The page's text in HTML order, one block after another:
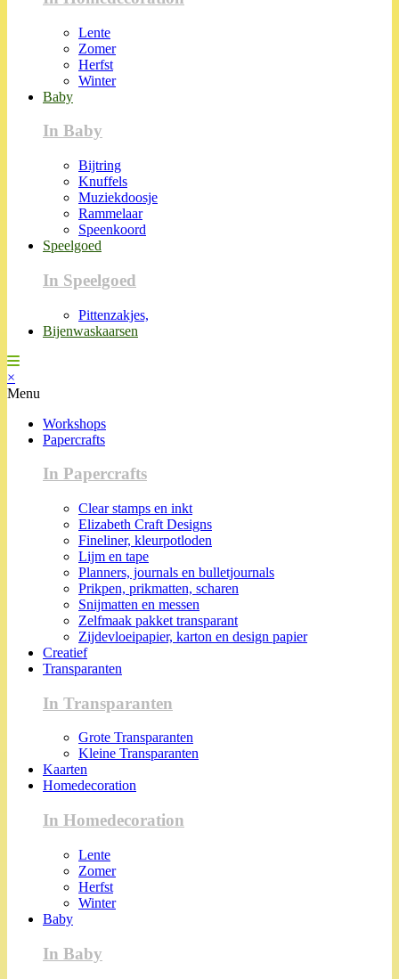
Lente
Zomer
Herfst
Winter
Baby
In Baby
Bijtring
Knuffels
Muziekdoosje
Rammelaar
Speenkoord
Speelgoed
In Speelgoed
Pittenzakjes,
Bijenwaskaarsen
×
Menu
Workshops
Papercrafts
In Papercrafts
Clear stamps en inkt
Elizabeth Craft Designs
Fineliner, kleurpotloden
Lijm en tape
Planners, journals en bulletjournals
Prikpen, prikmatten, scharen
Snijmatten en messen
Zelfmaak pakket transparant
Zijdevloeipapier, karton en design papier
Creatief
Transparanten
In Transparanten
Grote Transparanten
Kleine Transparanten
Kaarten
Homedecoration
In Homedecoration
Lente
Zomer
Herfst
Winter
Baby
In Baby